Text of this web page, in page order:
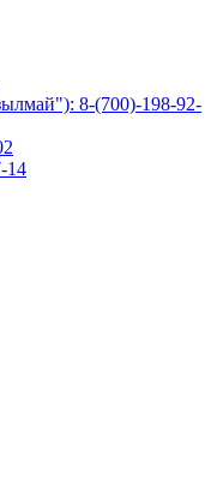
8-(700)-198-92-
14